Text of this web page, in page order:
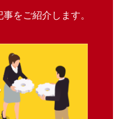
をご紹介します。